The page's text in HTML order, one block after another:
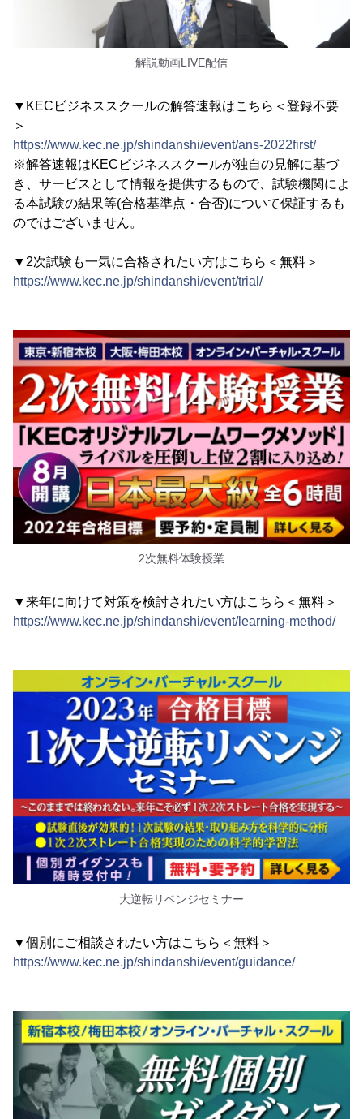
解説動画LIVE配信
▼KECビジネススクールの解答速報はこちら＜登録不要
＞
https://www.kec.ne.jp/shindanshi/event/ans-2022first/
※解答速報はKECビジネススクールが独自の見解に基づ
き、サービスとして情報を提供するもので、試験機関によ
る本試験の結果等(合格基準点・合否)について保証するも
のではございません。
▼2次試験も一気に合格されたい方はこちら＜無料＞
https://www.kec.ne.jp/shindanshi/event/trial/
2次無料体験授業
▼来年に向けて対策を検討されたい方はこちら＜無料＞
https://www.kec.ne.jp/shindanshi/event/learning-method/
大逆転リベンジセミナー
▼個別にご相談されたい方はこちら＜無料＞
https://www.kec.ne.jp/shindanshi/event/guidance/